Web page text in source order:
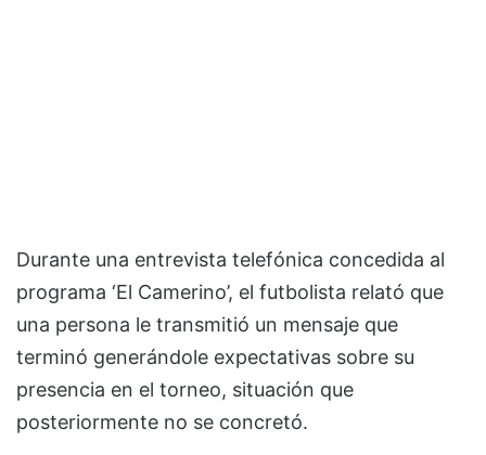
Durante una entrevista telefónica concedida al
programa ‘El Camerino’, el futbolista relató que
una persona le transmitió un mensaje que
terminó generándole expectativas sobre su
presencia en el torneo, situación que
posteriormente no se concretó.